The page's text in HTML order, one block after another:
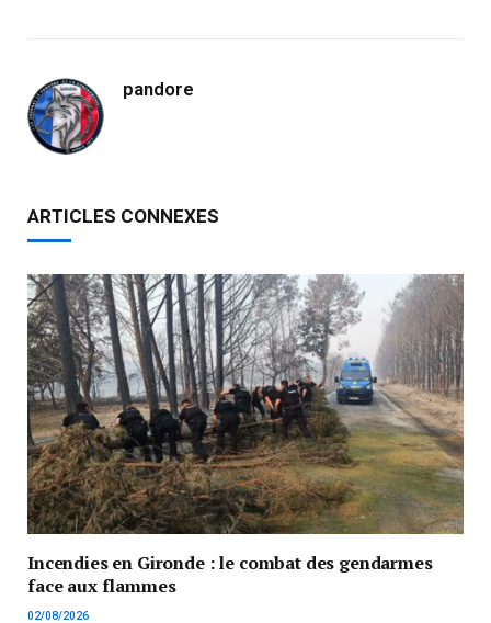
pandore
ARTICLES CONNEXES
Incendies en Gironde : le combat des gendarmes
face aux flammes
02/08/2026